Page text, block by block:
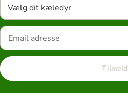
Vælg dit kæledyr
Tilmeld